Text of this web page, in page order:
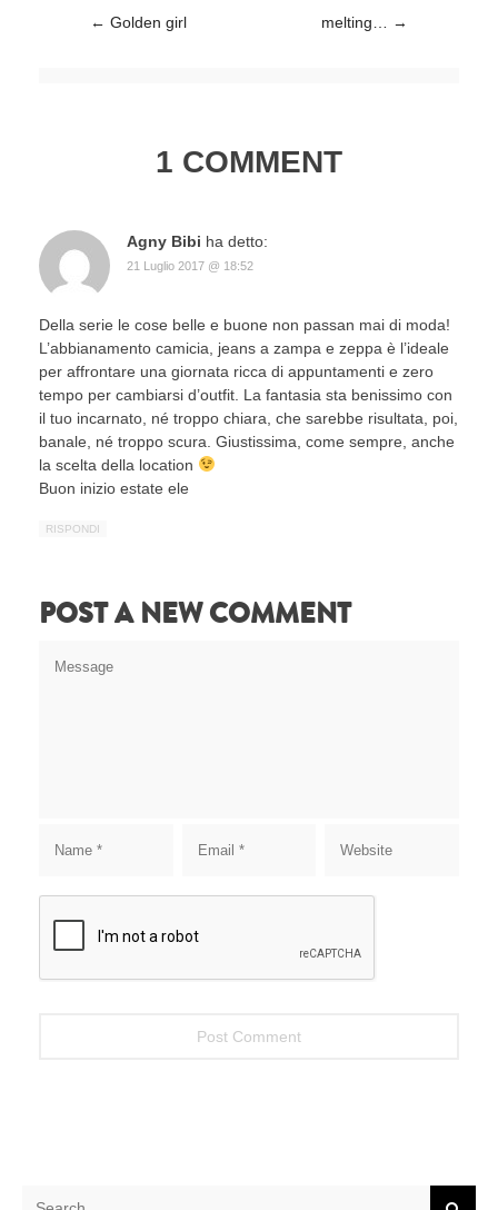
Post navigation
← Golden girl melting… →
1 COMMENT
Agny Bibi ha detto:
21 Luglio 2017 @ 18:52
Della serie le cose belle e buone non passan mai di moda!
L’abbianamento camicia, jeans a zampa e zeppa è l’ideale
per affrontare una giornata ricca di appuntamenti e zero
tempo per cambiarsi d’outfit. La fantasia sta benissimo con
il tuo incarnato, né troppo chiara, che sarebbe risultata, poi,
banale, né troppo scura. Giustissima, come sempre, anche
la scelta della location
Buon inizio estate ele
RISPONDI
POST A NEW COMMENT